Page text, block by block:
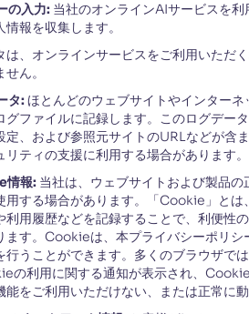
の入力:当社のオンラインAIサービスを利
情報を収集します。
は、オンラインサービスをご利用いただ
ん。
タ:ほとんどのウェブサイトやインター
グファイルに記録します。このログデー
定、および参照元サイトのURLなどが含
リティの支援に利用する場合があります。
情報:当社は、ウェブサイトおよび製品
用する場合があります。「Cookie」と
利用履歴などを記録することで、利便性
ます。Cookieは、本プライバシーポリ
行うことができます。多くのブラウザ
の利用に関する通知が表示され、
能をご利用いただけない、または正常に